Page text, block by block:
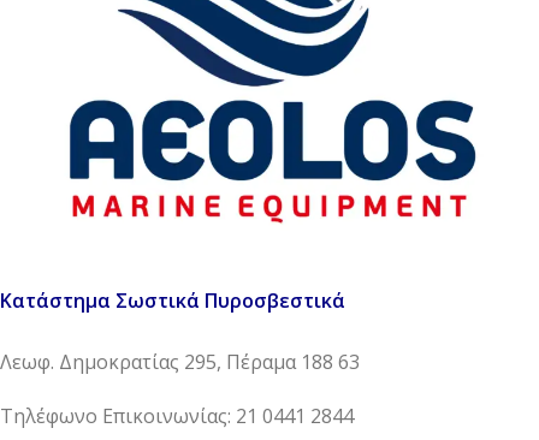
Κατάστημα Σωστικά Πυροσβεστικά
Λεωφ. Δημοκρατίας 295, Πέραμα 188 63
Τηλέφωνο Επικοινωνίας: 21 0441 2844